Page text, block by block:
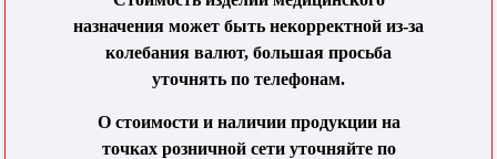
назначения может быть некорректной из-за
колебания валют, большая просьба
уточнять по телефонам.
О стоимости и наличии продукции на
точках розничной сети уточняйте по